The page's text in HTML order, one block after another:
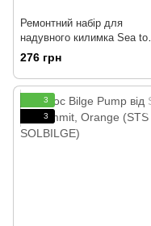
Ремонтний набір для
надувного килимка Sea to
Summit Mat Repair Kit, Grey
(STS AMRK)
276 грн
3
3